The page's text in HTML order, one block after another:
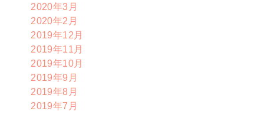
2020年3月
2020年2月
2019年12月
2019年11月
2019年10月
2019年9月
2019年8月
2019年7月